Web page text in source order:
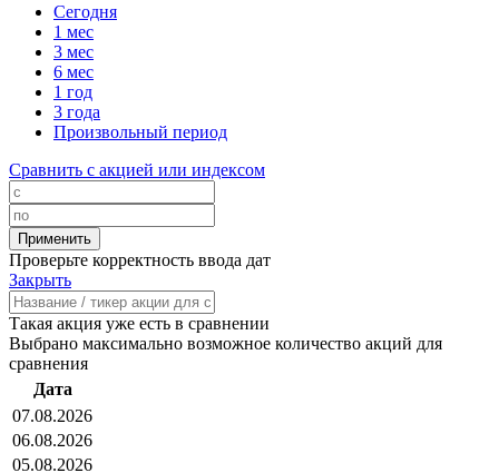
Сегодня
1 мес
3 мес
6 мес
1 год
3 года
Произвольный период
Сравнить с акцией или индексом
Проверьте корректность ввода дат
Закрыть
Такая акция уже есть в сравнении
Выбрано максимально возможное количество акций для
сравнения
Дата
07.08.2026
06.08.2026
05.08.2026